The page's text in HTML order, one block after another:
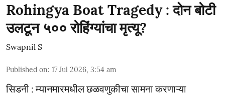
Rohingya Boat Tragedy : दोन बोटी
उलटून ५०० रोहिंग्यांचा मृत्यू?
Swapnil S
Published on: 17 Jul 2026, 3:54 am
सिडनी : म्यानमारमधील छळवणुकीचा सामना करणाऱ्या